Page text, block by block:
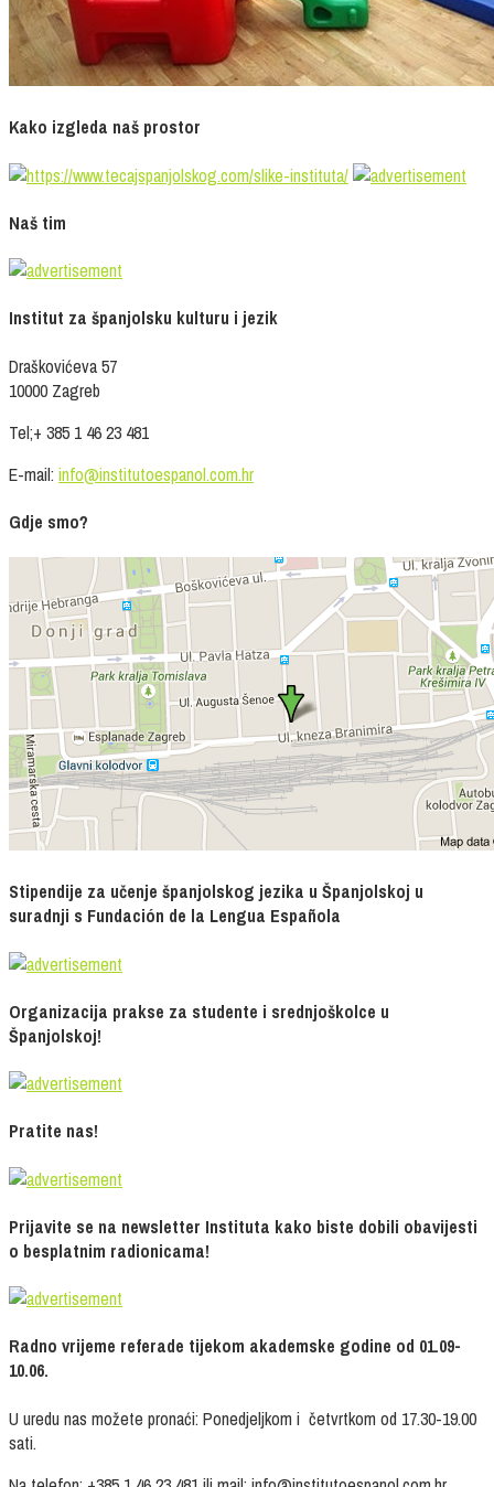
Kako izgleda naš prostor
Naš tim
Institut za španjolsku kulturu i jezik
Draškovićeva 57
10000 Zagreb
Tel;+ 385 1 46 23 481
E-mail: info@institutoespanol.com.hr
Gdje smo?
Stipendije za učenje španjolskog jezika u Španjolskoj u
suradnji s Fundación de la Lengua Española
Organizacija prakse za studente i srednjoškolce u
Španjolskoj!
Pratite nas!
Prijavite se na newsletter Instituta kako biste dobili obavijesti
o besplatnim radionicama!
Radno vrijeme referade tijekom akademske godine od 01.09-
10.06.
U uredu nas možete pronaći: Ponedjeljkom i četvrtkom od 17.30-19.00
sati.